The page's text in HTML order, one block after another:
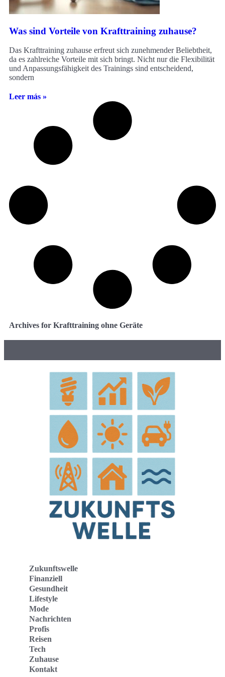
Was sind Vorteile von Krafttraining zuhause?
Das Krafttraining zuhause erfreut sich zunehmender Beliebtheit,
da es zahlreiche Vorteile mit sich bringt. Nicht nur die Flexibilität
und Anpassungsfähigkeit des Trainings sind entscheidend,
sondern
Leer más »
Archives for Krafttraining ohne Geräte
Zukunftswelle
Finanziell
Gesundheit
Lifestyle
Mode
Nachrichten
Profis
Reisen
Tech
Zuhause
Kontakt